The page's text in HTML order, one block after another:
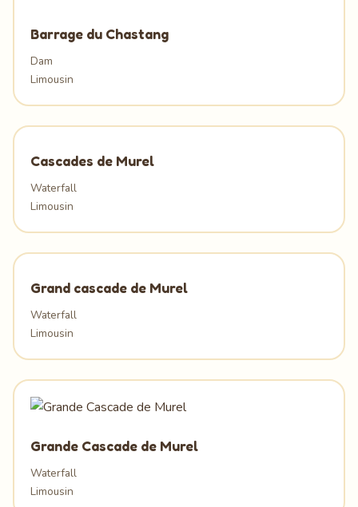
Barrage du Chastang
Dam
Limousin
Cascades de Murel
Waterfall
Limousin
Grand cascade de Murel
Waterfall
Limousin
Grande Cascade de Murel
Waterfall
Limousin